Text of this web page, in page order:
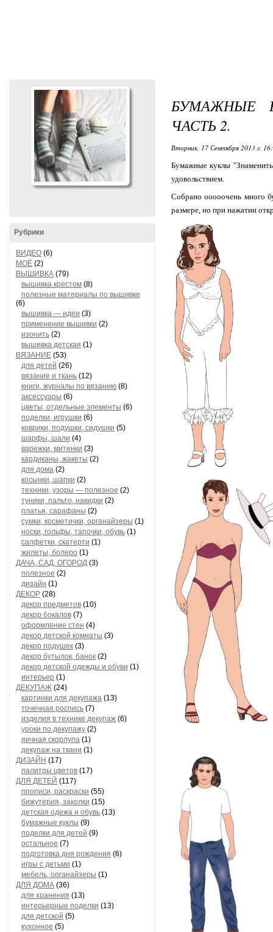
Рубрики
ВИДЕО (6)
МОЁ (2)
ВЫШИВКА (79)
вышивка крестом (8)
полезные материалы по вышивке
(6)
вышивка — идеи (3)
применение вышивки (2)
изонить (2)
вышивка детская (1)
ВЯЗАНИЕ (53)
для детей (26)
вязание и ткань (12)
книги, журналы по вязанию (8)
аксессуары (6)
цветы, отдельные элементы (6)
поделки, игрушки (6)
коврики, подушки, сидушки (5)
шарфы, шали (4)
варежки, митенки (3)
кардиканы, жакеты (2)
для дома (2)
косынки, шапки (2)
техники, узоры — полезное (2)
туники, пальто, накидки (2)
платья, сарафаны (2)
сумки, косметички, органайзеры (1)
носки, гольфы, тапочки, обувь (1)
салфетки, скатерти (1)
жилеты, болеро (1)
ДАЧА, САД, ОГОРОД (3)
полезное (2)
дизайн (1)
ДЕКОР (28)
декор предметов (10)
декор бокалов (7)
оформление стен (4)
декор детской комнаты (3)
декор подушек (3)
декор бутылок, банок (2)
декор детской одежды и обуви (1)
интерьер (1)
ДЕКУПАЖ (24)
картинки для декупажа (13)
точечная роспись (7)
изделия в технике декупаж (6)
уроки по декупажу (2)
яичная скорлупа (1)
декупаж на ткани (1)
ДИЗАЙН (17)
палитры цветов (17)
ДЛЯ ДЕТЕЙ (117)
прописи, раскраски (55)
бижутерия, заколки (15)
детская одежа и обувь (13)
бумажные куклы (9)
поделки для детей (9)
остальное (7)
подготовка дня рождения (6)
игры с детьми (1)
мебель, органайзеры (1)
ДЛЯ ДОМА (36)
для хранения (13)
интерьерные поделки (13)
для детской (5)
кухонное (5)
БУМАЖНЫЕ
ЧАСТЬ 2.
Вторник, 17 Сентября 2013 г.
Бумажные куклы
удовольствием.
Собрано ооооочень много
размере, но при нажатии